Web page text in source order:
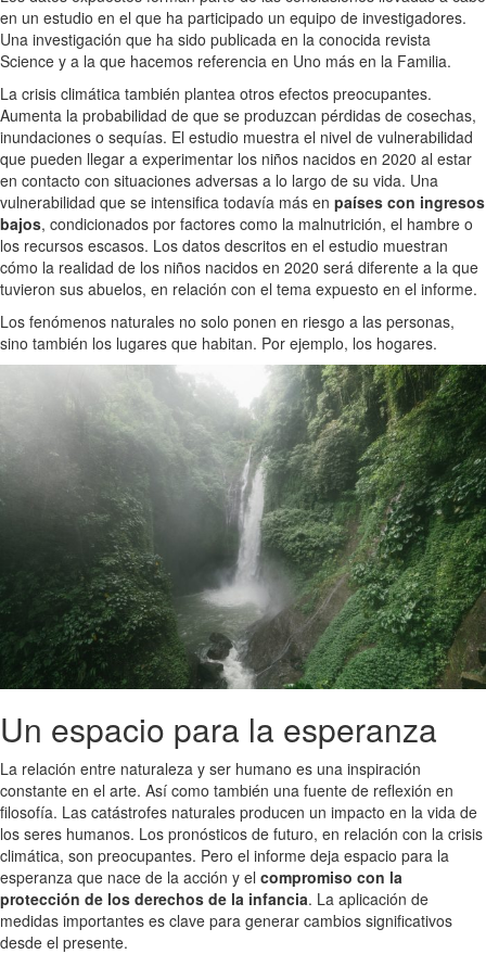
en un estudio en el que ha participado un equipo de investigadores.
Una investigación que ha sido publicada en la conocida revista
Science y a la que hacemos referencia en Uno más en la Familia.
La crisis climática también plantea otros efectos preocupantes.
Aumenta la probabilidad de que se produzcan pérdidas de cosechas,
inundaciones o sequías. El estudio muestra el nivel de vulnerabilidad
que pueden llegar a experimentar los niños nacidos en 2020 al estar
en contacto con situaciones adversas a lo largo de su vida. Una
vulnerabilidad que se intensifica todavía más en países con ingresos
bajos, condicionados por factores como la malnutrición, el hambre o
los recursos escasos. Los datos descritos en el estudio muestran
cómo la realidad de los niños nacidos en 2020 será diferente a la que
tuvieron sus abuelos, en relación con el tema expuesto en el informe.
Los fenómenos naturales no solo ponen en riesgo a las personas,
sino también los lugares que habitan. Por ejemplo, los hogares.
Un espacio para la esperanza
La relación entre naturaleza y ser humano es una inspiración
constante en el arte. Así como también una fuente de reflexión en
filosofía. Las catástrofes naturales producen un impacto en la vida de
los seres humanos. Los pronósticos de futuro, en relación con la crisis
climática, son preocupantes. Pero el informe deja espacio para la
esperanza que nace de la acción y el compromiso con la
protección de los derechos de la infancia. La aplicación de
medidas importantes es clave para generar cambios significativos
desde el presente.